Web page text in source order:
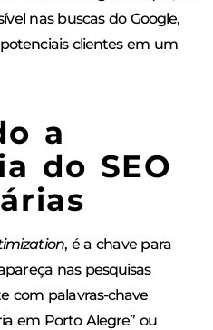
nas buscas do Google,
clientes em um
a
do SEO
, é a chave para
nas pesquisas
com palavras-chave
em Porto Alegre” ou